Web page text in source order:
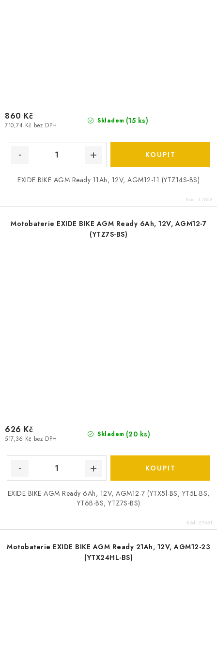
Skladem (15 ks)
710,74 Kč bez DPH
860 Kč
EXIDE BIKE AGM Ready 11Ah, 12V, AGM12-11 (YTZ14S-BS)
Kód: E7653
Motobaterie EXIDE BIKE AGM Ready 6Ah, 12V, AGM12-7
(YTZ7S-BS)
Skladem (20 ks)
517,36 Kč bez DPH
626 Kč
EXIDE BIKE AGM Ready 6Ah, 12V, AGM12-7 (YTX5l-BS, YT5L-BS,
YT6B-BS, YTZ7S-BS)
Kód: E7651
Motobaterie EXIDE BIKE AGM Ready 21Ah, 12V, AGM12-23
(YTX24HL-BS)